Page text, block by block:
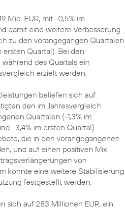
Mio. EUR, mit -0,5% im
damit eine weitere Verbesserung
zu den vorangegangen Quartalen
ersten Quartal). Bei den
des Quartals ein
erzielt werden.
beliefen sich auf
den im Jahresvergleich
Quartalen (-1,3% im
-3,4% im ersten Quartal).
die in den vorangegangenen
und auf einen positiven Mix
von
konnte eine weitere Stabilisierung
festgestellt werden.
sich auf 283 Millionen EUR, ein